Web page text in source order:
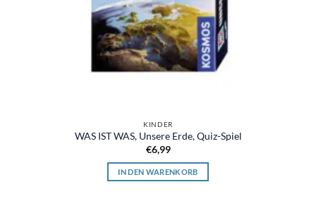
KINDER
WAS IST WAS, Unsere Erde, Quiz-Spiel
€6,99
IN DEN WARENKORB